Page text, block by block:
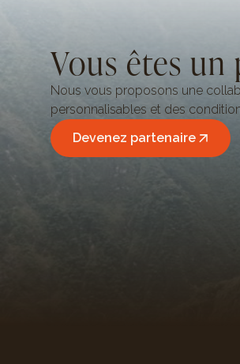
Vous êtes un
Nous vous proposons une
personnalisables et des
Devenez partenaire